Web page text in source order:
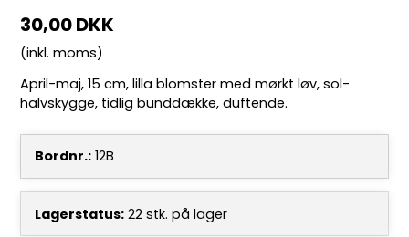
30,00 DKK
(inkl. moms)
April-maj, 15 cm, lilla blomster med mørkt løv, sol-
halvskygge, tidlig bunddække, duftende.
Bordnr.: 12B
Lagerstatus: 22 stk. på lager